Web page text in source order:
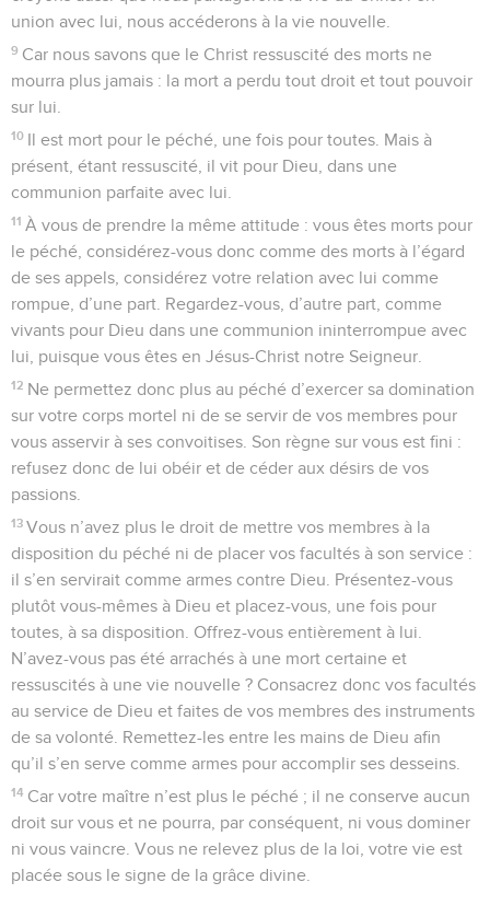
union avec lui, nous accéderons à la vie nouvelle.
9 Car nous savons que le Christ ressuscité des morts ne
mourra plus jamais : la mort a perdu tout droit et tout pouvoir
sur lui.
10 Il est mort pour le péché, une fois pour toutes. Mais à
présent, étant ressuscité, il vit pour Dieu, dans une
communion parfaite avec lui.
11 À vous de prendre la même attitude : vous êtes morts pour
le péché, considérez-vous donc comme des morts à l’égard
de ses appels, considérez votre relation avec lui comme
rompue, d’une part. Regardez-vous, d’autre part, comme
vivants pour Dieu dans une communion ininterrompue avec
lui, puisque vous êtes en Jésus-Christ notre Seigneur.
12 Ne permettez donc plus au péché d’exercer sa domination
sur votre corps mortel ni de se servir de vos membres pour
vous asservir à ses convoitises. Son règne sur vous est fini :
refusez donc de lui obéir et de céder aux désirs de vos
passions.
13 Vous n’avez plus le droit de mettre vos membres à la
disposition du péché ni de placer vos facultés à son service :
il s’en servirait comme armes contre Dieu. Présentez-vous
plutôt vous-mêmes à Dieu et placez-vous, une fois pour
toutes, à sa disposition. Offrez-vous entièrement à lui.
N’avez-vous pas été arrachés à une mort certaine et
ressuscités à une vie nouvelle ? Consacrez donc vos facultés
au service de Dieu et faites de vos membres des instruments
de sa volonté. Remettez-les entre les mains de Dieu afin
qu’il s’en serve comme armes pour accomplir ses desseins.
14 Car votre maître n’est plus le péché ; il ne conserve aucun
droit sur vous et ne pourra, par conséquent, ni vous dominer
ni vous vaincre. Vous ne relevez plus de la loi, votre vie est
placée sous le signe de la grâce divine.